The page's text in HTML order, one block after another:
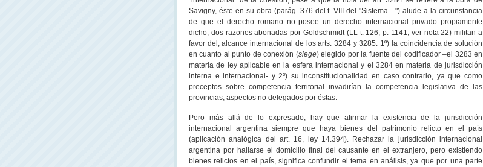
Savigny, éste en su obra (parág. 376 del t. VIII del "Sistema…") alude a la circunstancia
de que el derecho romano no posee un derecho internacional privado propiamente
dicho, dos razones abonadas por Goldschmidt (LL t. 126, p. 1141, ver nota 22) militan a
favor del; alcance internacional de los arts. 3284 y 3285: 1º) la coincidencia de solución
en cuanto al punto de conexión (siege) elegido por la fuente del codificador –el 3283 en
materia de ley aplicable en la esfera internacional y el 3284 en materia de jurisdicción
interna e internacional- y 2º) su inconstitucionalidad en caso contrario, ya que como
preceptos sobre competencia territorial invadirían la competencia legislativa de las
provincias, aspectos no delegados por éstas.
Pero más allá de lo expresado, hay que afirmar la existencia de la jurisdicción
internacional argentina siempre que haya bienes del patrimonio relicto en el país
(aplicación analógica del art. 16, ley 14.394). Rechazar la jurisdicción internacional
argentina por hallarse el domicilio final del causante en el extranjero, pero existiendo
bienes relictos en el país, significa confundir el tema en análisis, ya que por una parte